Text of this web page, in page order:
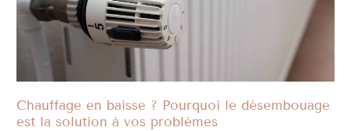
Chauffage en baisse ? Pourquoi le désembouage
est la solution à vos problèmes